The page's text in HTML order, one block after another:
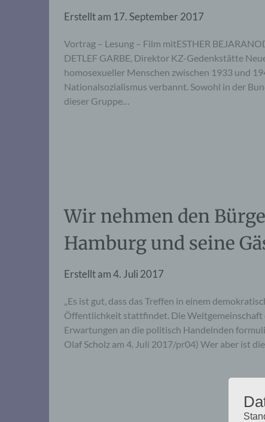
Erstellt am 17. September 2017
Vortrag – Lesung – Film mitESTHER
DETLEF GARBE, Direktor KZ-Gedenkstätte
homosexueller Menschen zwischen 1933 und
Nationalsozialismus verbannt. Sowohl in der
dieser Gruppe…
Wir nehmen den
Hamburg und seine
Erstellt am4. Juli 2017
„Es ist gut, dass das Treffen in einem
Öffentlichkeit stattfindet. Die
Erwartungen an die politisch Handelnden
Olaf Scholz am 4. Juli 2017/pr04) Wer aber ist